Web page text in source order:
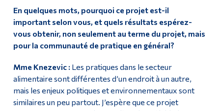
En quelques mots, pourquoi ce projet est-il
important selon vous, et quels résultats espérez-
vous obtenir, non seulement au terme du projet, mais
pour la communauté de pratique en général?
Mme Knezevic : Les pratiques dans le secteur
alimentaire sont différentes d’un endroit à un autre,
mais les enjeux politiques et environnementaux sont
similaires un peu partout. J’espère que ce projet